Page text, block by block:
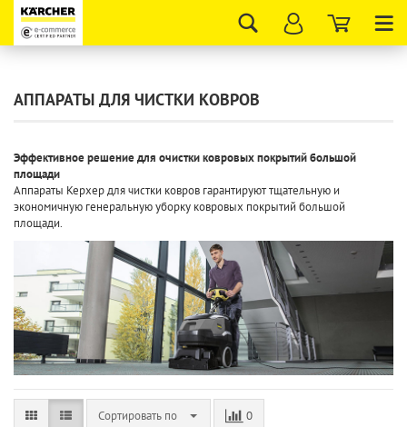
АППАРАТЫ ДЛЯ ЧИСТКИ КОВРОВ
Эффективное решение для очистки ковровых покрытий большой
площади
Аппараты Керхер для чистки ковров гарантируют тщательную и
экономичную генеральную уборку ковровых покрытий большой
площади.
Сортировать по 0